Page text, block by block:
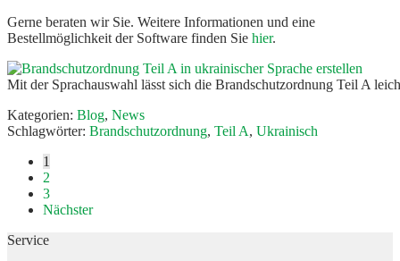
Gerne beraten wir Sie. Weitere Informationen und eine
Bestellmöglichkeit der Software finden Sie hier.
Mit der Sprachauswahl lässt sich die Brandschutzordnung Teil A
Kategorien: Blog, News
Schlagwörter: Brandschutzordnung, Teil A, Ukrainisch
Beitragsnavigation
1
2
3
Nächster
Service